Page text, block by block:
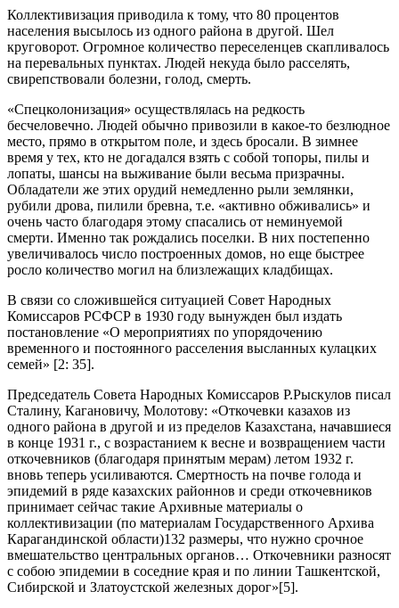
Коллективизация приводила к тому, что 80 процентов
населения высылось из одного района в другой. Шел
круговорот. Огромное количество переселенцев скапливалось
на перевальных пунктах. Людей некуда было расселять,
свирепствовали болезни, голод, смерть.
«Спецколонизация» осуществлялась на редкость
бесчеловечно. Людей обычно привозили в какое-то безлюдное
место, прямо в открытом поле, и здесь бросали. В зимнее
время у тех, кто не догадался взять с собой топоры, пилы и
лопаты, шансы на выживание были весьма призрачны.
Обладатели же этих орудий немедленно рыли землянки,
рубили дрова, пилили бревна, т.е. «активно обживались» и
очень часто благодаря этому спасались от неминуемой
смерти. Именно так рождались поселки. В них постепенно
увеличивалось число построенных домов, но еще быстрее
росло количество могил на близлежащих кладбищах.
В связи со сложившейся ситуацией Совет Народных
Комиссаров РСФСР в 1930 году вынужден был издать
постановление «О мероприятиях по упорядочению
временного и постоянного расселения высланных кулацких
семей» [2: 35].
Председатель Совета Народных Комиссаров Р.Рыскулов писал
Сталину, Кагановичу, Молотову: «Откочевки казахов из
одного района в другой и из пределов Казахстана, начавшиеся
в конце 1931 г., с возрастанием к весне и возвращением части
откочевников (благодаря принятым мерам) летом 1932 г.
вновь теперь усиливаются. Смертность на почве голода и
эпидемий в ряде казахских районнов и среди откочевников
принимает сейчас такие Архивные материалы о
коллективизации (по материалам Государственного Архива
Карагандинской области)132 размеры, что нужно срочное
вмешательство центральных органов… Откочевники разносят
с собою эпидемии в соседние края и по линии Ташкентской,
Сибирской и Златоустской железных дорог»[5].